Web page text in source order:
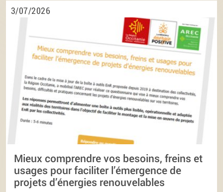
3/07/2026
Mieux comprendre vos besoins, freins et
usages pour faciliter l’émergence de
projets d’énergies renouvelables